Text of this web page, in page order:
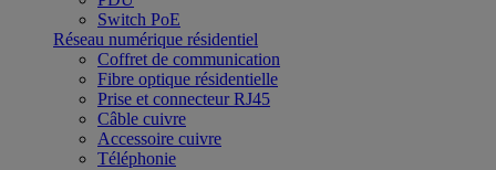
Switch PoE
Réseau numérique résidentiel
Coffret de communication
Fibre optique résidentielle
Prise et connecteur RJ45
Câble cuivre
Accessoire cuivre
Téléphonie